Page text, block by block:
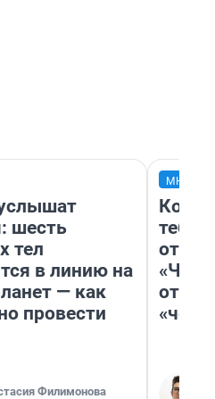
шесть
тел
в линию на
— как
провести
Филимонова
тебя